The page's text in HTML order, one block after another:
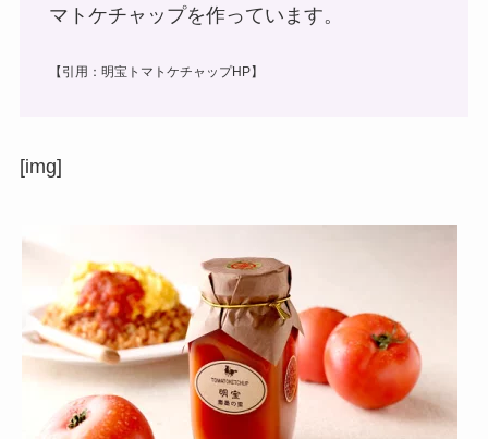
マトケチャップを作っています。
【引用：明宝トマトケチャップHP】
[img]